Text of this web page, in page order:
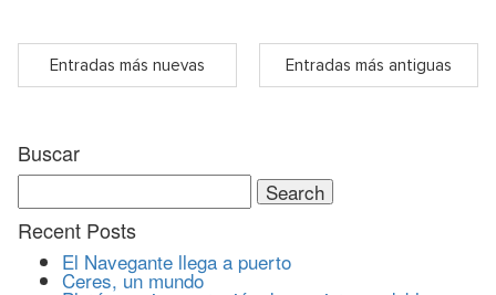
Entradas más nuevas Entradas más antiguas
Buscar
Search
for:
Recent Posts
El Navegante llega a puerto
Ceres, un mundo